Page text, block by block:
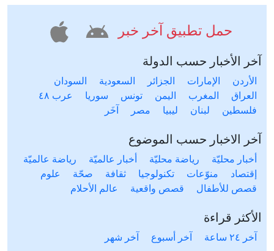
حمل تطبيق آخر خبر
آخر الأخبار حسب الدولة
الأردن الإمارات الجزائر السعودية
السودان
العراق
المغرب اليمن تونس سوريا
عرب ٤٨
فلسطين
لبنان ليبيا مصر آخَر
آخر الاخبار حسب الموضوع
أخبار محليّة رياضة محليّة أخبار عالميّة
رياضة عالميّة
إقتصاد
منوّعات تكنولوجيا ثقافة صحّة
علوم
قصص للأطفال
قصص واقعية عالم الأحلام
الأكثر قراءة
آخر ٢٤ ساعة آخر أسبوع آخر شهر